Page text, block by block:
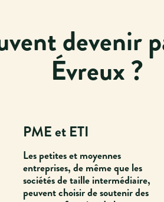
devenir
Évreux ?
PME et ETI
Les petites et moyennes
entreprises, de même que les
sociétés de taille intermédiaire,
peuvent choisir de soutenir des